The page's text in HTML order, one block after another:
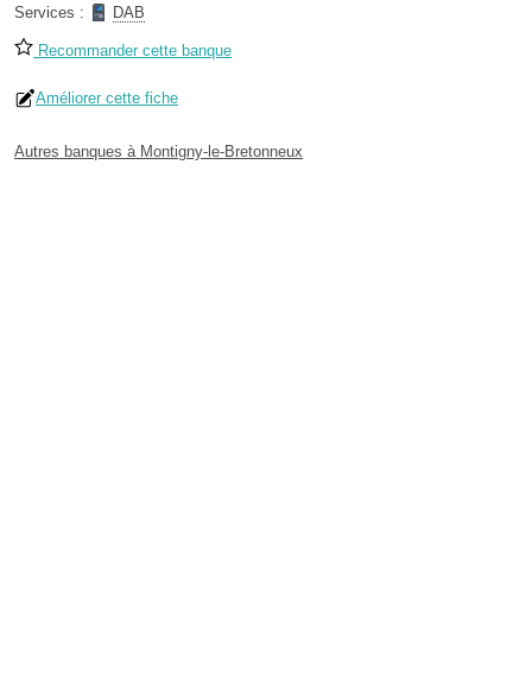
Services :
DAB
Recommander cette banque
Améliorer cette fiche
Autres banques à Montigny-le-Bretonneux